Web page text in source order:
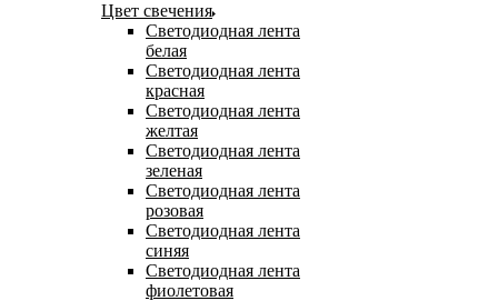
Цвет свечения
Светодиодная лента
белая
Светодиодная лента
красная
Светодиодная лента
желтая
Светодиодная лента
зеленая
Светодиодная лента
розовая
Светодиодная лента
синяя
Светодиодная лента
фиолетовая